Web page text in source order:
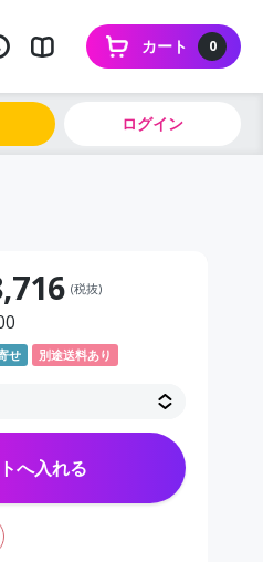
0
カート
ログイン
(税抜)
せ 別途送料あり
へ入れる